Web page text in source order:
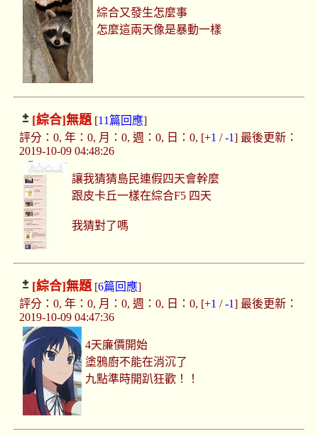
綜合又發生怎麼事
怎麼這兩天像是暴動一樣
[綜合]無題[11篇回應]
評分：0, 年：0, 月：0, 週：0, 日：0, [+1 /-1] 最後更新：
2019-10-09 04:48:26
讓我猜猜島民連假四天會幹麼
跟皮卡丘一樣在綜合F5 四天
我猜對了嗎
[綜合]無題[6篇回應]
評分：0, 年：0, 月：0, 週：0, 日：0, [+1 /-1] 最後更新：
2019-10-09 04:47:36
4天廉價開始
塗鴉廚不能在消沉了
九點準時開趴狂歡！！